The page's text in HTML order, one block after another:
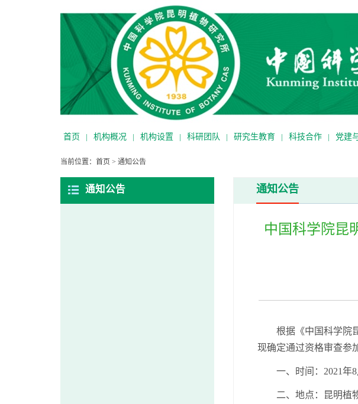
首页 | 机构概况 | 机构设置 | 科研团队 | 研究生教育 | 科技合作 | 党建
当前位置： 首页 > 通知公告
通知公告 通知公告
中国科学院昆
根据《中国科学院
现确定通过资格审查参
一、时间： 2021年8
二、地点：昆明植